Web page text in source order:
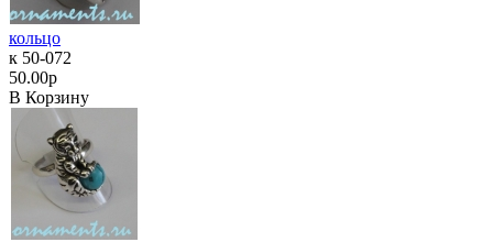
кольцо
к 50-072
50.00р
В Корзину